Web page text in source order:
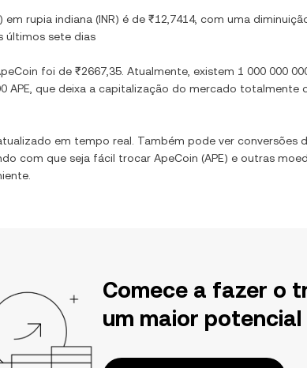
) em rupia indiana (INR) é de ₹12,7414, com uma
últimos sete dias
foi de ₹2667,35 . Atualmente, existem 1 000 000
APE , que deixa a capitalização do mercado totalmente
em tempo real. Também pode ver conversões
com que seja fácil trocar ApeCoin (APE) e outras
Comece a fazer o
um maior